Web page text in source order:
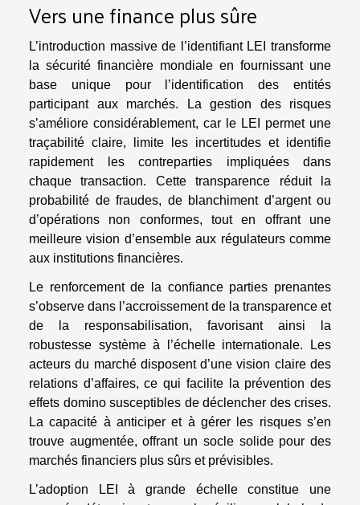
Vers une finance plus sûre
L’introduction massive de l’identifiant LEI transforme
la sécurité financière mondiale en fournissant une
base unique pour l’identification des entités
participant aux marchés. La gestion des risques
s’améliore considérablement, car le LEI permet une
traçabilité claire, limite les incertitudes et identifie
rapidement les contreparties impliquées dans
chaque transaction. Cette transparence réduit la
probabilité de fraudes, de blanchiment d’argent ou
d’opérations non conformes, tout en offrant une
meilleure vision d’ensemble aux régulateurs comme
aux institutions financières.
Le renforcement de la confiance parties prenantes
s’observe dans l’accroissement de la transparence et
de la responsabilisation, favorisant ainsi la
robustesse système à l’échelle internationale. Les
acteurs du marché disposent d’une vision claire des
relations d’affaires, ce qui facilite la prévention des
effets domino susceptibles de déclencher des crises.
La capacité à anticiper et à gérer les risques s’en
trouve augmentée, offrant un socle solide pour des
marchés financiers plus sûrs et prévisibles.
L’adoption LEI à grande échelle constitue une